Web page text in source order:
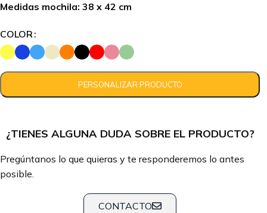
Medidas mochila: 38 x 42 cm
COLOR
¿TIENES ALGUNA DUDA SOBRE EL PRODUCTO?
Pregúntanos lo que quieras y te responderemos lo antes
posible.
CONTACTO